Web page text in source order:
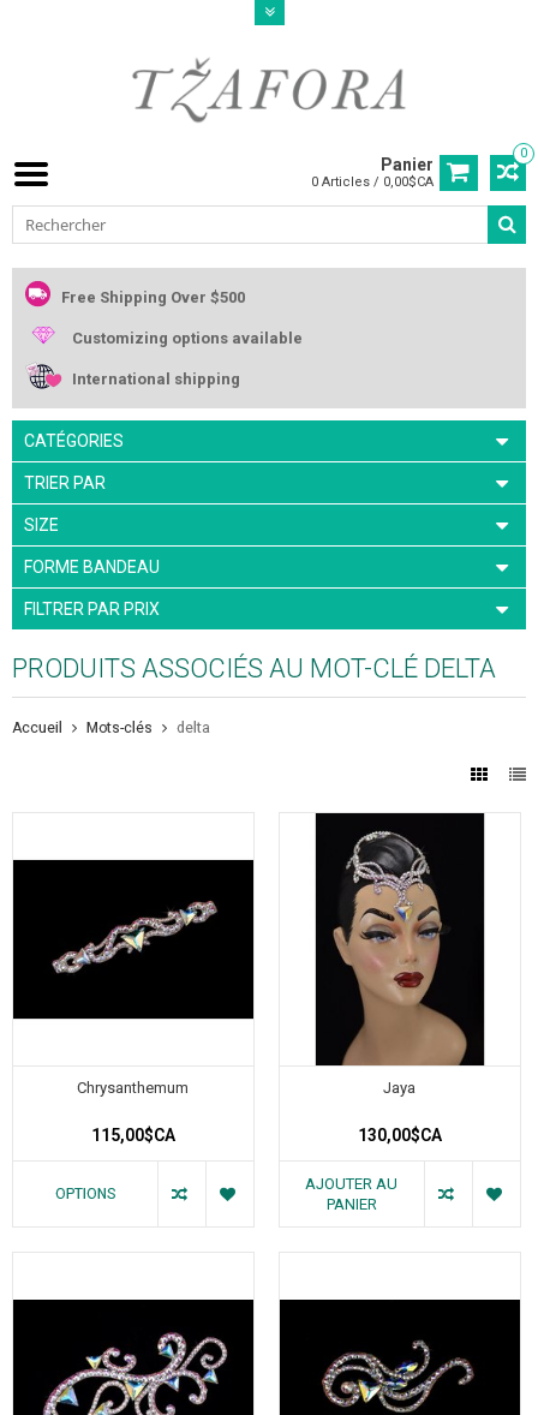
0
Panier
0 Articles / 0,00$CA
Free Shipping Over $500
Customizing options available
International shipping
CATÉGORIES
TRIER PAR
SIZE
FORME BANDEAU
FILTRER PAR PRIX
PRODUITS ASSOCIÉS AU MOT-CLÉ DELTA
Accueil Mots-clés delta
Chrysanthemum
115,00$CA
OPTIONS
Jaya
130,00$CA
AJOUTER AU
PANIER